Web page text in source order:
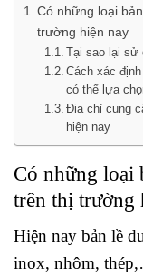
Có những loại
trường hiện nay
Tại sao lại sử
Cách xác
có thể lựa
Địa chỉ cung
hiện nay
Có những loại
trên thị trường
Hiện nay bản lề
inox, nhôm,